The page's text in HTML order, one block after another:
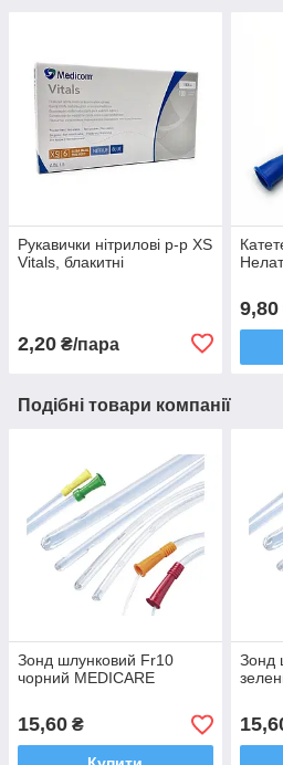
Рукавички нітрилові р-р XS
Vitals, блакитні
2,20 ₴/пара
9,80
Подібні товари компанії
Зонд шлунковий Fr10
чорний MEDICARE
15,60 ₴
Зонд